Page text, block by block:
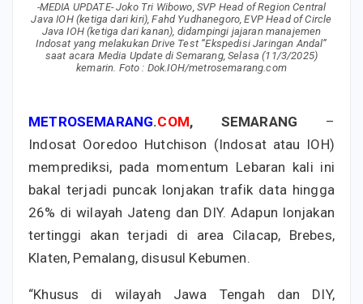
-MEDIA UPDATE- Joko Tri Wibowo, SVP Head of Region Central
Java IOH (ketiga dari kiri), Fahd Yudhanegoro, EVP Head of Circle
Java IOH (ketiga dari kanan), didampingi jajaran manajemen
Indosat yang melakukan Drive Test “Ekspedisi Jaringan Andal”
saat acara Media Update di Semarang, Selasa (11/3/2025)
kemarin. Foto : Dok.IOH/metrosemarang.com
METROSEMARANG.COM, SEMARANG –
Indosat Ooredoo Hutchison (Indosat atau IOH)
memprediksi, pada momentum Lebaran kali ini
bakal terjadi puncak lonjakan trafik data hingga
26% di wilayah Jateng dan DIY. Adapun lonjakan
tertinggi akan terjadi di area Cilacap, Brebes,
Klaten, Pemalang, disusul Kebumen.
“Khusus di wilayah Jawa Tengah dan DIY,